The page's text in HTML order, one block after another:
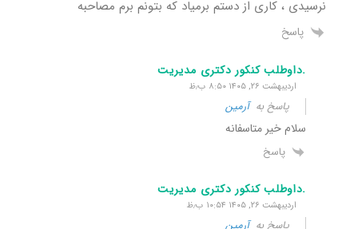
نرسیدی ، کاری از دستم برمیاد که بتونم برم مصاحبه
پاسخ
.داوطلب کنکور دکتری مدیریت
اردیبهشت ۲۶, ۱۴۰۵ ۸:۵۰ ب٫ظ
پاسخ بهآرمین
سلام خیر متاسفانه
پاسخ
.داوطلب کنکور دکتری مدیریت
اردیبهشت ۲۶, ۱۴۰۵ ۱۰:۵۴ ب٫ظ
پاسخ بهآرمین